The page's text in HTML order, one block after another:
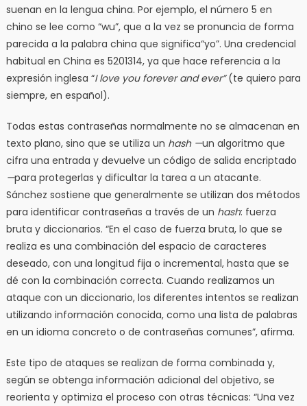
suenan en la lengua china. Por ejemplo, el número 5 en
chino se lee como “wu”, que a la vez se pronuncia de forma
parecida a la palabra china que significa“yo”. Una credencial
habitual en China es 5201314, ya que hace referencia a la
expresión inglesa “I love you forever and ever”(te quiero para
siempre, en español).
Todas estas contraseñas normalmente no se almacenan en
texto plano, sino que se utiliza un hash —un algoritmo que
cifra una entrada y devuelve un código de salida encriptado
—para protegerlas y dificultar la tarea a un atacante.
Sánchez sostiene que generalmente se utilizan dos métodos
para identificar contraseñas a través de un hash: fuerza
bruta y diccionarios. “En el caso de fuerza bruta, lo que se
realiza es una combinación del espacio de caracteres
deseado, con una longitud fija o incremental, hasta que se
dé con la combinación correcta. Cuando realizamos un
ataque con un diccionario, los diferentes intentos se realizan
utilizando información conocida, como una lista de palabras
en un idioma concreto o de contraseñas comunes”, afirma.
Este tipo de ataques se realizan de forma combinada y,
según se obtenga información adicional del objetivo, se
reorienta y optimiza el proceso con otras técnicas: “Una vez